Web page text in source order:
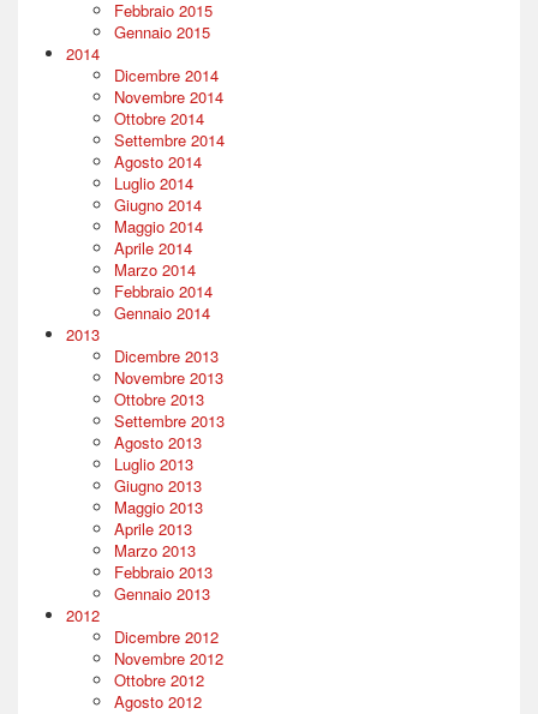
Febbraio 2015
Gennaio 2015
2014
Dicembre 2014
Novembre 2014
Ottobre 2014
Settembre 2014
Agosto 2014
Luglio 2014
Giugno 2014
Maggio 2014
Aprile 2014
Marzo 2014
Febbraio 2014
Gennaio 2014
2013
Dicembre 2013
Novembre 2013
Ottobre 2013
Settembre 2013
Agosto 2013
Luglio 2013
Giugno 2013
Maggio 2013
Aprile 2013
Marzo 2013
Febbraio 2013
Gennaio 2013
2012
Dicembre 2012
Novembre 2012
Ottobre 2012
Agosto 2012